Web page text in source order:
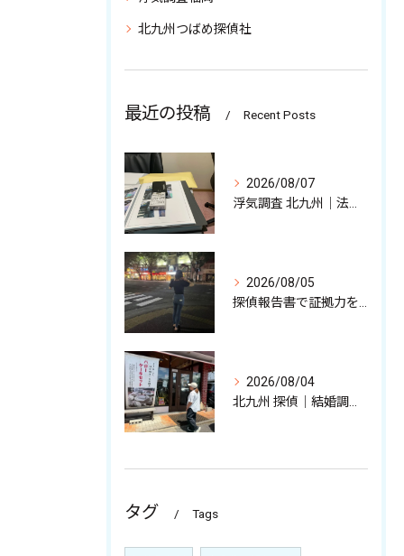
北九州つばめ探偵社
最近の投稿 Recent Posts
2026/08/07
2026/08/05
2026/08/04
タグ Tags